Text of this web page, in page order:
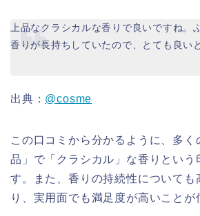
上品なクラシカルな香りで良いですね。
香りが長持ちしていたので、とても良い
出典： @cosme
この口コミから分かるように、多く
品」で「クラシカル」な香りという
す。また、香りの持続性についても
り、実用面でも満足度が高いことが